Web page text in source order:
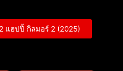
แฮปปี้ กิลมอร์ 2 (2025)